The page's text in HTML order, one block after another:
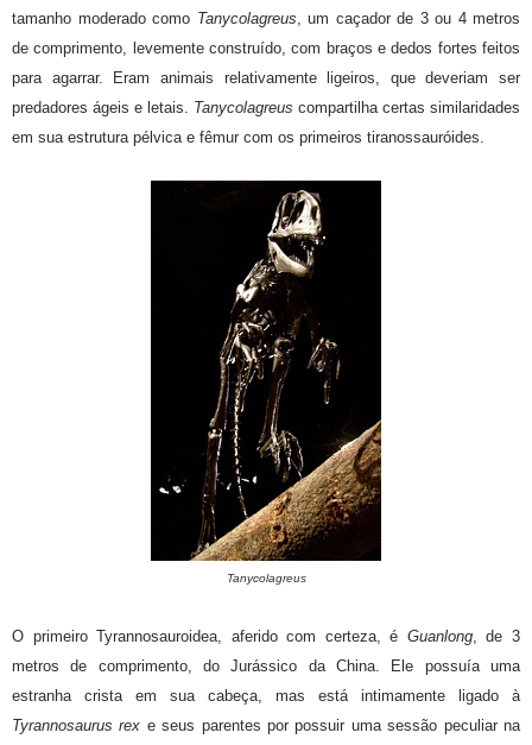
tamanho moderado como Tanycolagreus, um caçador de 3 ou 4 metros
de comprimento, levemente construído, com braços e dedos fortes feitos
para agarrar. Eram animais relativamente ligeiros, que deveriam ser
predadores ágeis e letais. Tanycolagreus compartilha certas similaridades
em sua estrutura pélvica e fêmur com os primeiros tiranossauróides.
Tanycolagreus
O primeiro Tyrannosauroidea, aferido com certeza, é Guanlong, de 3
metros de comprimento, do Jurássico da China. Ele possuía uma
estranha crista em sua cabeça, mas está intimamente ligado à
Tyrannosaurus rex e seus parentes por possuir uma sessão peculiar na